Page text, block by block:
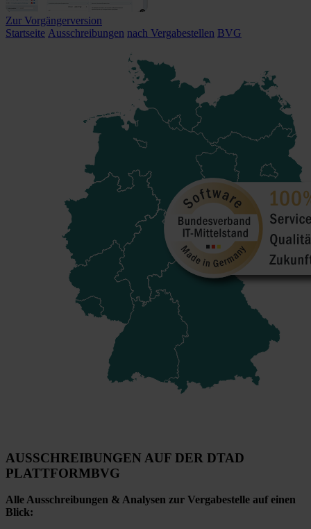
Zur Vorgängerversion
Startseite Ausschreibungen nach Vergabestellen BVG
AUSSCHREIBUNGEN AUF DER DTAD
PLATTFORMBVG
Alle Ausschreibungen & Analysen zur Vergabestelle auf einen
Blick: